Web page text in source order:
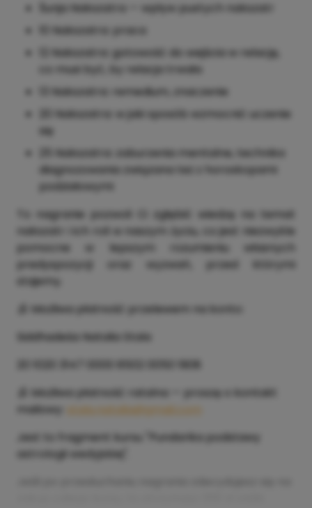
Śunja Nakszatra — wpływ pustych nakszatr
10 Nakszatra: praca
12 Nakszatra: gotowość do wejścia w relację,
co musi być, by relacja trwała
13 Nakszatra: remedium, znaczenie
20 Nakszatra: w jaki sposób wzmocnić uczenie
się
25 Nakszatra: zaburzenia mentalne, technika
diagnozowania związana też z horoskopami
podziałowymi
To nagranie pozwoli Ci zgłębić wiedzę na temat
nakszatr i ich roli w naszym życiu, co jest niezwykle
pomocne w lepszym rozumieniu własnych
predyspozycji oraz wyzwań, przed którymi
stajemy.
🕉️ Możliwa płatność przelewem na konto:
Siddhadeśa Natalia Stala
🕉️ Możliwa płatność ratalna — proszę o kontakt
mailowy:
stala.natalia@gmail.com
Jest to fragment kursu "Pundarika podstawy
astrologii wedyjskiej".